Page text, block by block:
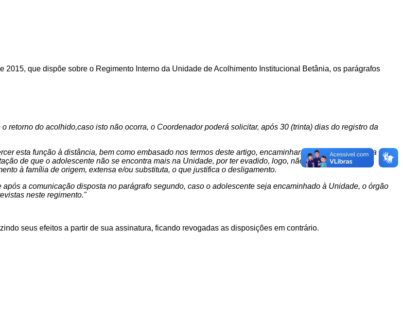
2015, que dispõe sobre o Regimento Interno da Unidade de Acolhimento Institucional Betânia, os parágrafos
retorno do acolhido,caso isto não ocorra, o Coordenador poderá solicitar, após 30 (trinta) dias do registro da
esta função à distância, bem como embasado nos termos deste artigo, encaminhará relatório ao Juízo da
de que o adolescente não se encontra mais na Unidade, por ter evadido, logo, não sendo possível a
à família de origem, extensa e/ou substituta, o que justifica o desligamento.
a comunicação disposta no parágrafo segundo, caso o adolescente seja encaminhado à Unidade, o órgão
neste regimento."
seus efeitos a partir de sua assinatura, ficando revogadas as disposições em contrário.